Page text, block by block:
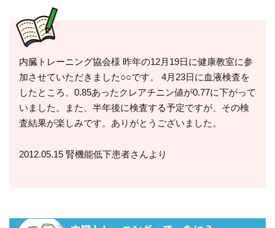
内臓トレーニング協会様 昨年の12月19日に健康教室に参
加させていただきました○○です。 4月23日に血液検査を
したところ、0.85あったクレアチニン値が0.77に下がって
いました。また、半年後に検査する予定ですが、その検
査結果が楽しみです。ありがとうございました。
2012.05.15 腎機能低下患者さんより